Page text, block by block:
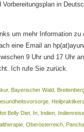
Vorbereitungsplan in
um mehr Information zu
eine Email an
9 Uhr und 17 Uhr
Ich rufe Sie zurück.
, Bayerischer Wald,
,
Belly Diet, In, Indien, Indienreise
, Oberösterreich,